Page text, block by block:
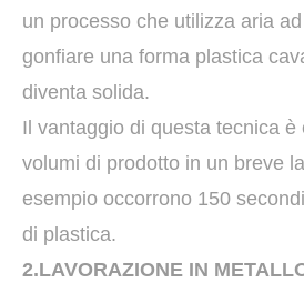
un processo che utilizza aria
gonfiare una forma plastica
diventa solida.
Il vantaggio di questa tecnica è
volumi di prodotto in un breve
esempio occorrono 150
di plastica.
2.LAVORAZIONE IN